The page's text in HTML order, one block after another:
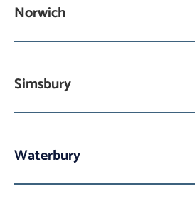
Norwich
Simsbury
Waterbury